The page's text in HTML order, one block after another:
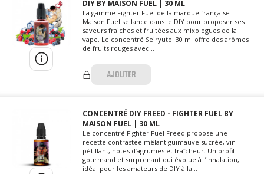
DIY BY MAISON FUEL | 30 ML
La gamme Fighter Fuel de la marque française
Maison Fuel se lance dans le DIY pour proposer ses
saveurs fraiches et fruitées aux mixologues de la
vape. Le concentré Seiryuto 30 ml offre des arômes
de fruits rouges avec...
AJOUTER
CONCENTRÉ DIY FREED - FIGHTER FUEL BY
MAISON FUEL | 30 ML
Le concentré Fighter Fuel Freed propose une
recette contrastée mêlant guimauve sucrée, vin
pétillant, notes d’agrumes et fraîcheur. Un profil
gourmand et surprenant qui évolue à l’inhalation,
idéal pour les amateurs de DIY à la...